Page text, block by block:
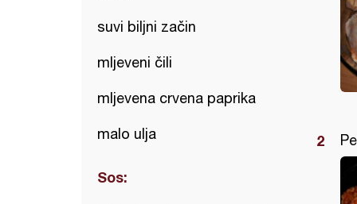
suvi biljni začin
mljeveni čili
mljevena crvena paprika
malo ulja
Sos: